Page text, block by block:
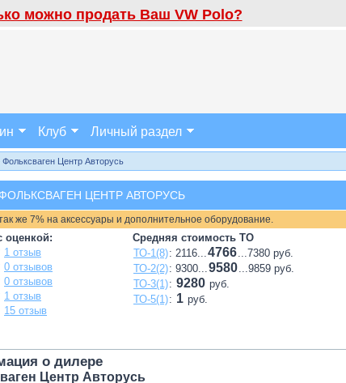
можно продать Ваш VW Polo?
Клуб Личный раздел
Фольксваген Центр Авторусь
ФОЛЬКСВАГЕН ЦЕНТР АВТОРУСЬ
же 7% на аксессуары и дополнительное оборудование.
оценкой:
1 отзыв
0 отзывов
0 отзывов
1 отзыв
15 отзыв
Средняя стоимость ТО
ТО-1(8): 2116...4766...7380 руб.
ТО-2(2): 9300...9580...9859 руб.
ТО-3(1): 9280 руб.
ТО-5(1): 1 руб.
о дилере
Центр Авторусь